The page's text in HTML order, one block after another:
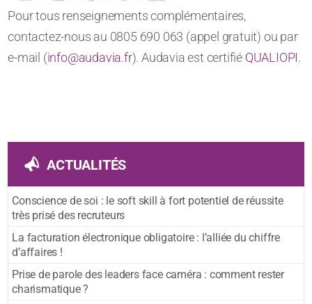
Pour tous renseignements complémentaires,
contactez-nous au 0805 690 063 (appel gratuit) ou par
e-mail (info@audavia.fr). Audavia est certifié QUALIOPI.
ACTUALITÉS
Conscience de soi : le soft skill à fort potentiel de réussite
très prisé des recruteurs
La facturation électronique obligatoire : l’alliée du chiffre
d’affaires !
Prise de parole des leaders face caméra : comment rester
charismatique ?